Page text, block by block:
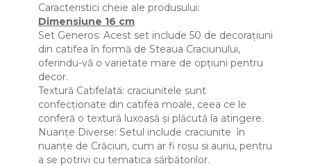
Caracteristici cheie ale produsului:
Dimensiune 16 cm
Set Generos: Acest set include 50 de decorațiuni
din catifea în formă de Steaua Craciunului,
oferindu-vă o varietate mare de opțiuni pentru
decor.
Textură Catifelată: craciunitele sunt
confecționate din catifea moale, ceea ce le
conferă o textură luxoasă și plăcută la atingere.
Nuanțe Diverse: Setul include craciunite în
nuanțe de Crăciun, cum ar fi roșu si auriu, pentru
a se potrivi cu tematica sărbătorilor.